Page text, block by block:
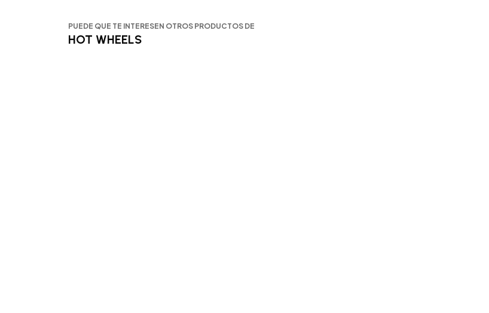
PUEDE QUE TE INTERESEN OTROS PRODUCTOS DE
HOT WHEELS